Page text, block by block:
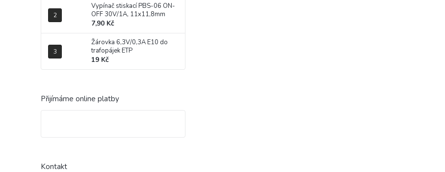
Vypínač stiskací PBS-06 ON-
OFF 30V/1A, 11x11,8mm
7,90 Kč
Žárovka 6,3V/0,3A E10 do
trafopájek ETP
19 Kč
Přijímáme online platby
Kontakt